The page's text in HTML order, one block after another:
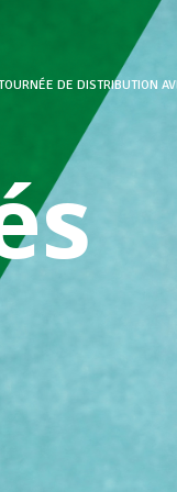
DE DISTRIBUTION